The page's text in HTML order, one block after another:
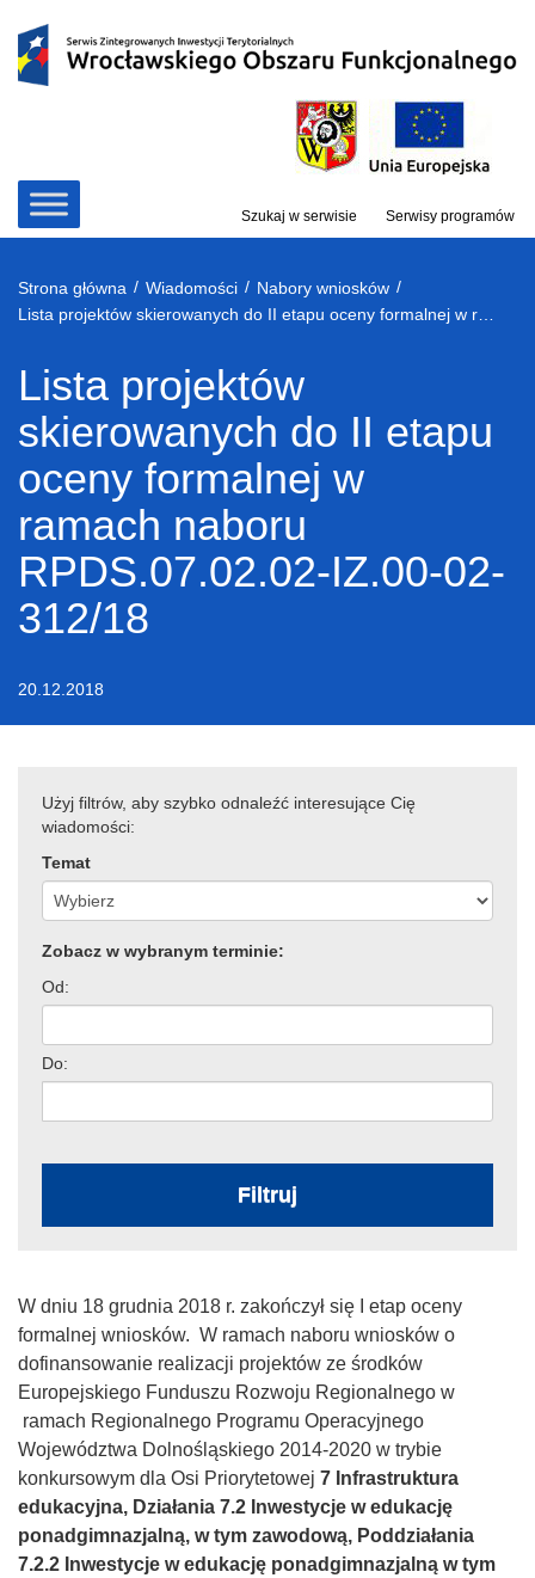
treści
Szukaj w serwisie Serwisy programów
Strona główna / Wiadomości / Nabory wniosków /
Lista projektów
skierowanych do II etapu
oceny formalnej w
ramach naboru
RPDS.07.02.02-IZ.00-02-
312/18
20.12.2018
Użyj filtrów, aby szybko odnaleźć interesujące Cię
wiadomości:
Temat
Zobacz w wybranym terminie:
Od:
Do:
Filtruj
W dniu 18 grudnia 2018 r. zakończył się I etap oceny
formalnej wniosków. W ramach naboru wniosków o
dofinansowanie realizacji projektów ze środków
Europejskiego Funduszu Rozwoju Regionalnego w
ramach Regionalnego Programu Operacyjnego
Województwa Dolnośląskiego 2014-2020 w trybie
konkursowym dla Osi Priorytetowej 7 Infrastruktura
edukacyjna, Działania 7.2 Inwestycje w edukację
ponadgimnazjalną, w tym zawodową, Poddziałania
7.2.2 Inwestycje w edukację ponadgimnazjalną w tym